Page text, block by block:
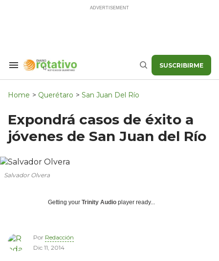
Search
Navigation
Buscar SUSCRIBIRME
Home > Querétaro > San Juan Del Río
Expondrá casos de éxito a
jóvenes de San Juan del Río
Salvador Olvera
Getting your Trinity Audio player ready...
Por Redacción
Dic 11, 2014